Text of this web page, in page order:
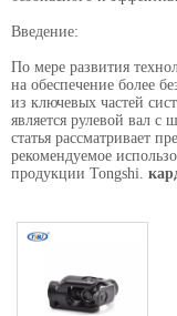
Введение:
По мере развития
на обеспечение более
из ключевых частей
является рулевой вал
статья рассматривает
рекомендуемое
продукции Tongshi.